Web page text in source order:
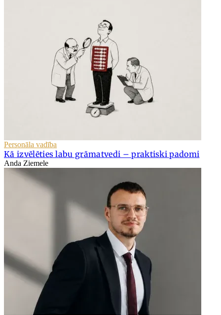
Personāla vadība
Kā izvēlēties labu grāmatvedi – praktiski padomi
Anda Ziemele